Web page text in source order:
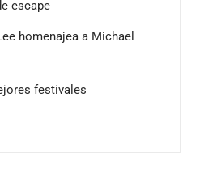
escape
homenajea a Michael
festivales